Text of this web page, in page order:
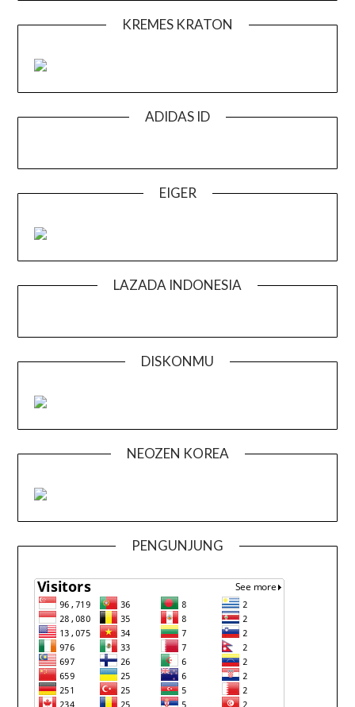
KREMES KRATON
ADIDAS ID
EIGER
LAZADA INDONESIA
DISKONMU
NEOZEN KOREA
PENGUNJUNG